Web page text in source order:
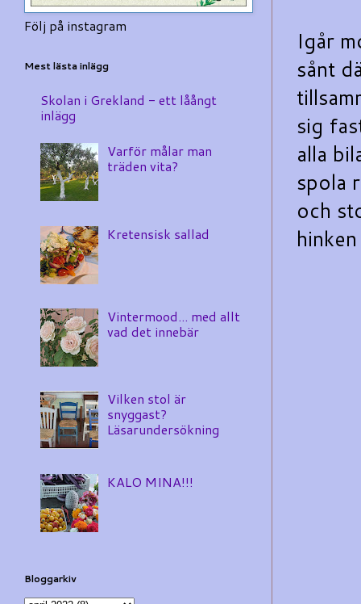
Igår
sånt
sig
alla
spola
och
Följ på instagram
Mest lästa inlägg
Skolan i Grekland - ett låångt
inlägg
Varför målar man
träden vita?
Kretensisk sallad
Vintermood... med allt
vad det innebär
Vilken stol är
snyggast?
Läsarundersökning
KALO MINA!!!
Bloggarkiv